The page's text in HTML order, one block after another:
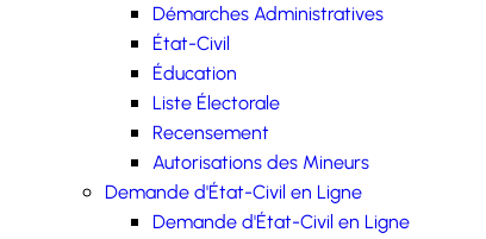
Démarches Administratives
État-Civil
Éducation
Liste Électorale
Recensement
Autorisations des Mineurs
Demande d'État-Civil en Ligne
Demande d'État-Civil en Ligne